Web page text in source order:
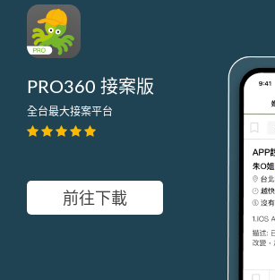
PRO360 接案版
全台最大接案平台
前往下載